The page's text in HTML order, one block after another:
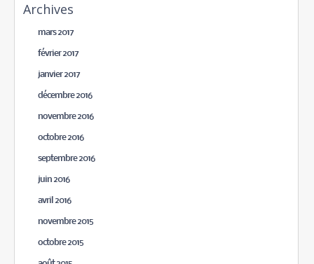
Archives
mars 2017
février 2017
janvier 2017
décembre 2016
novembre 2016
octobre 2016
septembre 2016
juin 2016
avril 2016
novembre 2015
octobre 2015